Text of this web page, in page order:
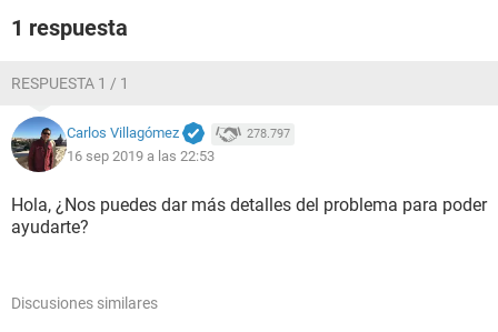
1 respuesta
RESPUESTA 1 / 1
Carlos Villagómez 278.797
16 sep 2019 a las 22:53
Hola, ¿Nos puedes dar más detalles del problema para poder
ayudarte?
Discusiones similares